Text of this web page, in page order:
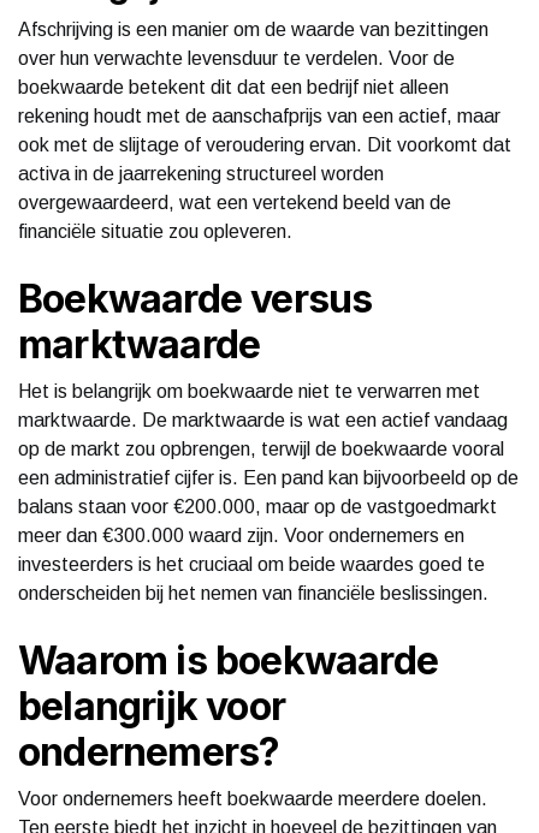
Afschrijving is een manier om de waarde van bezittingen
over hun verwachte levensduur te verdelen. Voor de
boekwaarde betekent dit dat een bedrijf niet alleen
rekening houdt met de aanschafprijs van een actief, maar
ook met de slijtage of veroudering ervan. Dit voorkomt dat
activa in de jaarrekening structureel worden
overgewaardeerd, wat een vertekend beeld van de
financiële situatie zou opleveren.
Boekwaarde versus
marktwaarde
Het is belangrijk om boekwaarde niet te verwarren met
marktwaarde. De marktwaarde is wat een actief vandaag
op de markt zou opbrengen, terwijl de boekwaarde vooral
een administratief cijfer is. Een pand kan bijvoorbeeld op de
balans staan voor €200.000, maar op de vastgoedmarkt
meer dan €300.000 waard zijn. Voor ondernemers en
investeerders is het cruciaal om beide waardes goed te
onderscheiden bij het nemen van financiële beslissingen.
Waarom is boekwaarde
belangrijk voor
ondernemers?
Voor ondernemers heeft boekwaarde meerdere doelen.
Ten eerste biedt het inzicht in hoeveel de bezittingen van